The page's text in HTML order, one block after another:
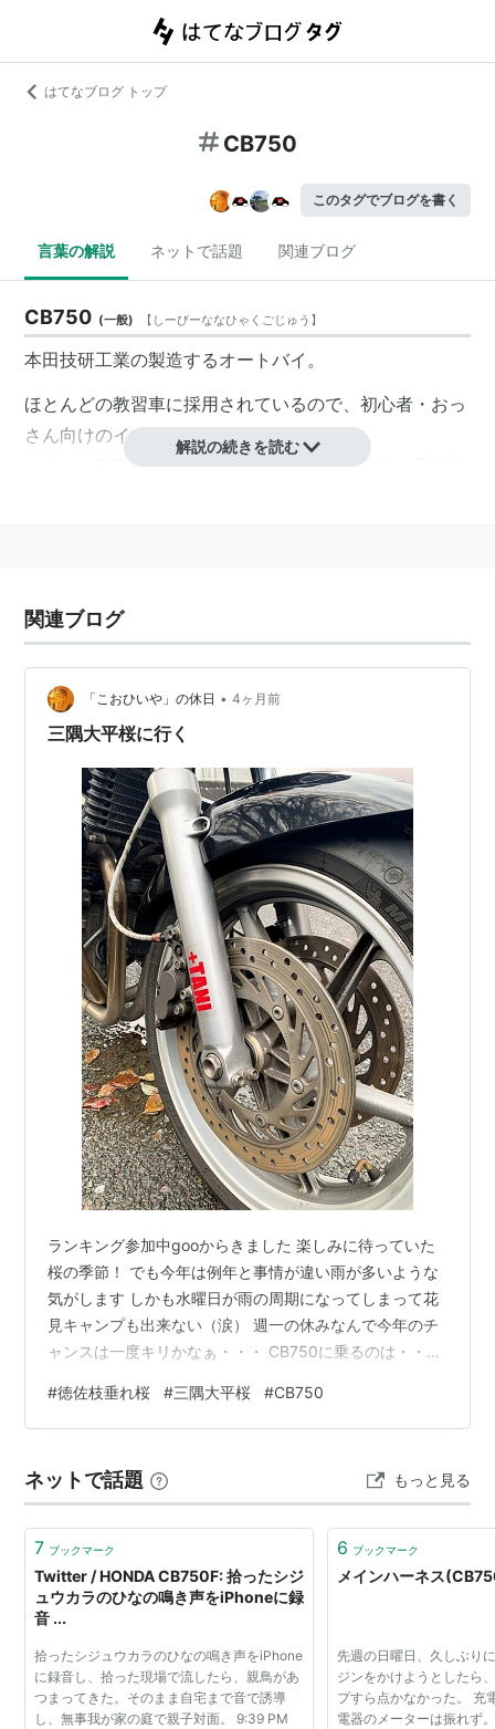
はてなブログ トップ
CB750
このタグでブログを書く
言葉の解説 ネットで話題 関連ブログ
CB750 (一般) 【 しーびーななひゃくごじゅう 】
本田技研工業の製造するオートバイ。
ほとんどの教習車に採用されているので、初心者・おっ
さん向けのイメージが強い。
しかし、教習車に採用されているということは、癖が無
はこれでしか味わえない。
ホンダ伝統の空冷エンジンの魅力は乗ってみないと判ら
ない。
リスト::オートバイ
解説の続きを読む
関連ブログ
「こおひいや」の休日 • 4ヶ月前
三隅大平桜に行く
ランキング参加中gooからきました 楽しみに待っていた
桜の季節！ でも今年は例年と事情が違い雨が多いような
気がします しかも水曜日が雨の周期になってしまって花
見キャンプも出来ない（涙） 週一の休みなんで今年のチ
ャンスは一度キリかなぁ・・・ CB750に乗るのは・・・
2日（木）島根県の大平桜を見に行こうと犬仲間のシゲさ
んとK本さんとツーリング 一日中雨が降った水曜日とは
も雨雲レーダーによれば雨はギリかわせそう 午後には晴
れて暑くなるだろうとかなり薄着で出発したのは吉か凶
#徳佐枝垂れ桜 #三隅大平桜 #CB750
ネットで話題 もっと見る
7 ブックマーク
Twitter / HONDA CB750F: 拾ったシジ
ュウカラのひなの鳴き声をiPhoneに録
音 ...
拾ったシジュウカラのひなの鳴き声をiPhone
に録音し、拾った現場で流したら、親鳥があ
つまってきた。そのまま自宅まで音で誘導
し、無事我が家の庭で親子対面。 9:39 PM
6 ブックマーク
メインハーネス
先週の日曜日、久しぶり
ジンをかけようとしたら
プすら点かなかった。 充
電器のメーターは振れず